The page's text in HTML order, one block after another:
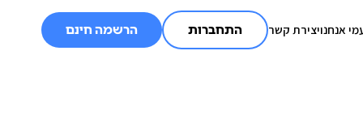
מי אנחנויצירת קשר התחברות הרשמה חינם